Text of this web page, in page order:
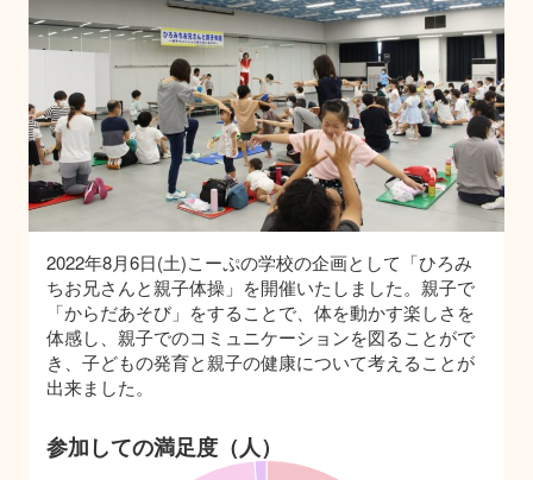
2022年8月6日(土)こーぷの学校の企画として「ひろみ
ちお兄さんと親子体操」を開催いたしました。親子で
「からだあそび」をすることで、体を動かす楽しさを
体感し、親子でのコミュニケーションを図ることがで
き、子どもの発育と親子の健康について考えることが
出来ました。
参加しての満足度（人）